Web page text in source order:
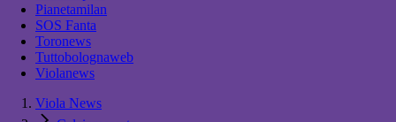
Pianetamilan
SOS Fanta
Toronews
Tuttobolognaweb
Violanews
Viola News